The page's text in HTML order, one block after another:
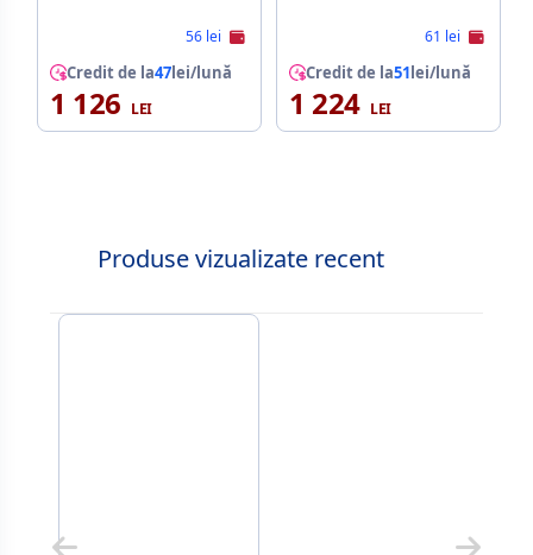
56 lei
Credit de la47lei/lună
1 126
61 lei
Credit de la51lei/lună
1 224
Produse vizualizate recent